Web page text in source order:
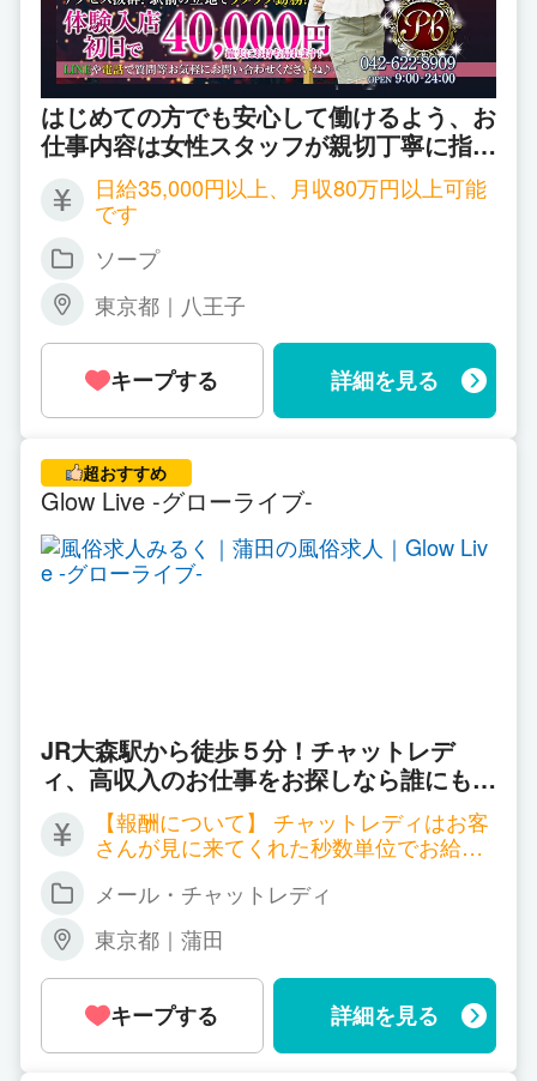
はじめての方でも安心して働けるよう、お
仕事内容は女性スタッフが親切丁寧に指導
してくれます♪
日給35,000円以上、月収80万円以上可能
です
ソープ
東京都｜八王子
キープする 詳細を見る
超おすすめ
Glow Live -グローライブ-
JR大森駅から徒歩５分！チャットレデ
ィ、高収入のお仕事をお探しなら誰にもバ
レずにはじめられる！ ルーム通勤/自宅ど
ちらも対応致します。高収入バイトで充実
のプライベート♪
【報酬について】 チャットレディはお客
さんが見に来てくれた秒数単位でお給料
に報酬も違ってくるのですが、以下一例
となります。 ▼双方向チャット 時給 2,
700円～7,200円 ▼ツーショットチャット
時給 2,700円～4,500円 ▼パーティーチ
ャット 時給 1,800円～（＊一人のお客
様と話する場合） 同時に会話するお客様
が増えれば増える程、時給ＵＰ！ 平均で
メール・チャットレディ
東京都｜蒲田
キープする 詳細を見る